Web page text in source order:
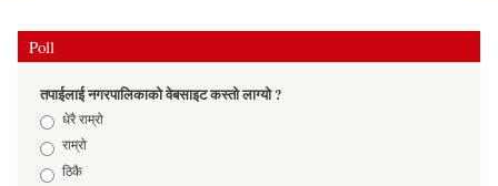
Poll
तपाईलाई नगरपालिकाको वेबसाइट कस्तो लाग्यो ?
Choicesधेरै राम्रो
राम्रो
ठिकै